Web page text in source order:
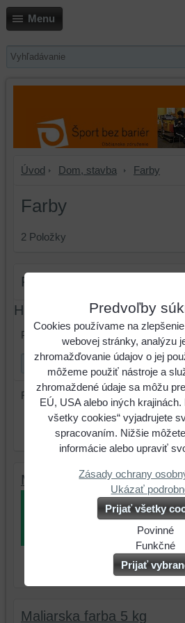
Menu
Úvod Dom, stavba Farby
Farby
2 Položky
Filter produktov
Hľadať text
Prehľadať výsledky filtra fulltextom
Radiť podľa:
Maliarska farba 25 kg
Interiérová
odtieň SZ-455.
Maliarska farba 5 kg
Predvoľby
Cookies používame na
webovej stránky, analýzu
zhromažďovanie údajov o jej
môžeme použiť nástroje a
zhromaždené údaje sa môžu
EÚ, USA alebo iných
všetky cookies“ vyjadrujete
spracovaním. Nižšie
informácie alebo upraviť
Zásady ochrany
Ukázať
Prijať všetky
Povinné
Funkčné
Prijať